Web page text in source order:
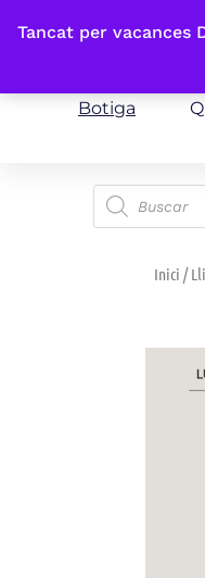
Tancat per vacances
Fes-te'n
Botiga
Inici /